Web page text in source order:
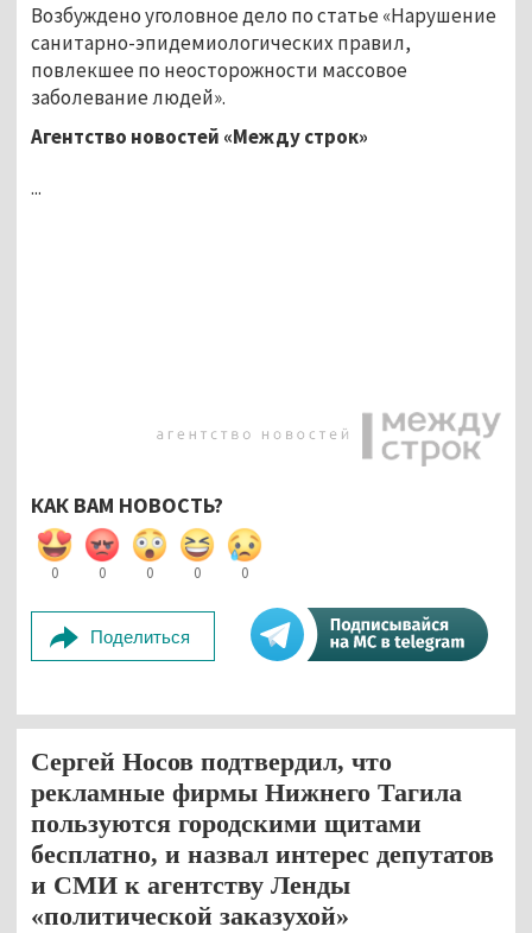
Возбуждено уголовное дело по статье «Нарушение
санитарно-эпидемиологических правил,
повлекшее по неосторожности массовое
заболевание людей».
Агентство новостей «Между строк»
...
КАК ВАМ НОВОСТЬ?
0 0 0 0 0
Поделиться
Сергей Носов подтвердил, что
рекламные фирмы Нижнего Тагила
пользуются городскими щитами
бесплатно, и назвал интерес депутатов
и СМИ к агентству Ленды
«политической заказухой»